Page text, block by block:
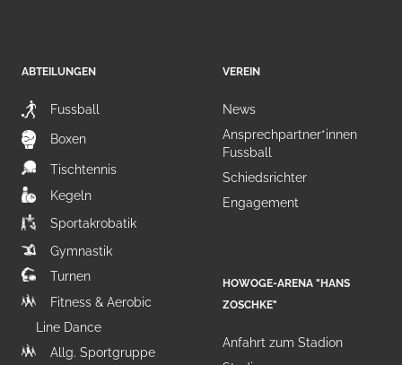
ABTEILUNGEN
Fussball
Boxen
Tischtennis
Kegeln
Sportakrobatik
Gymnastik
Turnen
Fitness & Aerobic
Line Dance
Allg. Sportgruppe
VEREIN
News
Ansprechpartner*innen
Fussball
Schiedsrichter
Engagement
HOWOGE-ARENA "HANS
ZOSCHKE"
Anfahrt zum Stadion